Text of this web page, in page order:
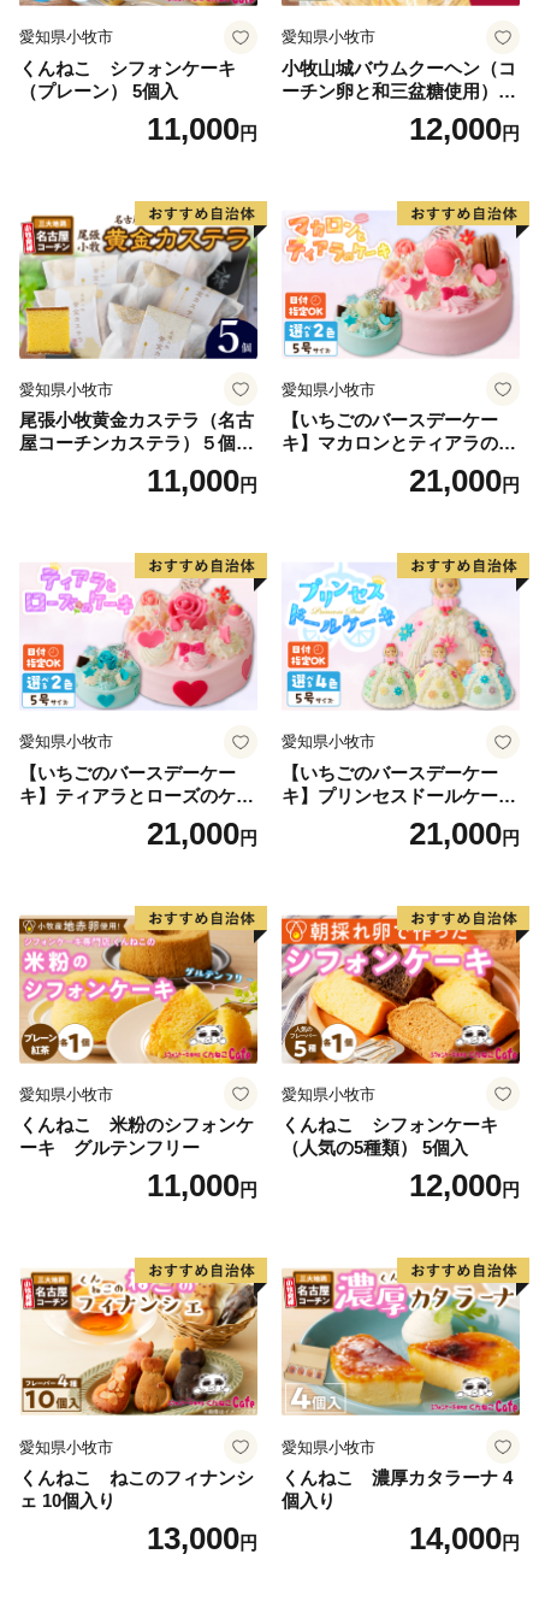
愛知県小牧市
くんねこ シフォンケーキ
（プレーン） 5個入
11,000円
愛知県小牧市
小牧山城バウムクーヘン（コ
ーチン卵と和三盆糖使用）
名古屋コーチン バームクー
ヘン 和三盆 小牧銘菓 バウム
12,000円
愛知県小牧市
尾張小牧黄金カステラ（名古
屋コーチンカステラ）５個入
名古屋コーチン カステラ ザ
ラメ 常温 愛知県 小牧市 アン
11,000円
愛知県小牧市
【いちごのバースデーケー
キ】マカロンとティアラのケ
ーキ スイーツ 日時指定可 デ
ザート 洋菓子 お取り寄せ 愛
デコレーションケーキ ホー
ルケーキ
21,000円
愛知県小牧市
【いちごのバースデーケー
キ】ティアラとローズのケー
キ スイーツ デザート 洋菓
子 お取り寄せ 愛知県 小牧市
レーション ホールケーキ 日
時指定可
21,000円
愛知県小牧市
【いちごのバースデーケー
キ】プリンセスドールケーキ
日時指定可 スイーツ デザー
ト 洋菓子 お取り寄せ 愛知県
デコレーションケーキ ホー
ルケーキ 人形 かわいい こど
も
21,000円
愛知県小牧市
くんねこ 米粉のシフォンケ
ーキ グルテンフリー
11,000円
愛知県小牧市
くんねこ シフォンケーキ
（人気の5種類） 5個入
12,000円
愛知県小牧市
くんねこ ねこのフィナンシ
ェ 10個入り
13,000円
愛知県小牧市
くんねこ 濃厚カタラーナ 4
個入り
14,000円